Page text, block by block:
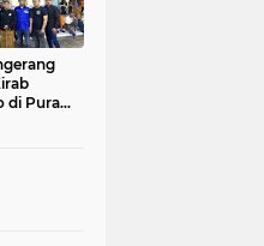
di Pura